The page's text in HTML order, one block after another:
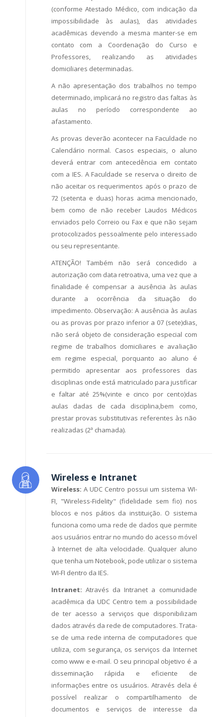
(conforme Atestado Médico, com indicação da
impossibilidade às aulas), das atividades
acadêmicas devendo a mesma manter-se em
contato com a Coordenação do Curso e
Professores, realizando as atividades
domiciliares determinadas.
A não apresentação dos trabalhos no tempo
determinado, implicará no registro das faltas às
aulas no período correspondente ao
afastamento.
As provas deverão acontecer na Faculdade no
Calendário normal. Casos especiais, o aluno
deverá entrar com antecedência em contato
com a IES. A Faculdade se reserva o direito de
não aceitar os requerimentos após o prazo de
72 (setenta e duas) horas acima mencionado,
bem como de não receber Laudos Médicos
enviados pelo Correio ou Fax e que não sejam
protocolizados pessoalmente pelo interessado
ou seu representante.
ATENÇÃO! Também não será concedido a
autorização com data retroativa, uma vez que a
finalidade é compensar a ausência às aulas
durante a ocorrência da situação do
impedimento. Observação: A ausência às aulas
ou as provas por prazo inferior a 07 (sete)dias,
não será objeto de consideração especial com
regime de trabalhos domiciliares e avaliação
em regime especial, porquanto ao aluno é
permitido apresentar aos professores das
disciplinas onde está matriculado para justificar
e faltar até 25%(vinte e cinco por cento)das
aulas dadas de cada disciplina,bem como,
prestar provas substitutivas referentes às não
realizadas (2ª chamada).
Wireless e Intranet
Wireless: A UDC Centro possui um sistema WI-
FI, "Wireless-Fidelity" (fidelidade sem fio) nos
blocos e nos pátios da instituição. O sistema
funciona como uma rede de dados que permite
aos usuários entrar no mundo do acesso móvel
à Internet de alta velocidade. Qualquer aluno
que tenha um Notebook, pode utilizar o sistema
WI-FI dentro da IES.
Intranet: Através da Intranet a comunidade
acadêmica da UDC Centro tem a possibilidade
de ter acesso a serviços que disponibilizam
dados através da rede de computadores. Trata-
se de uma rede interna de computadores que
utiliza, com segurança, os serviços da Internet
como www e e-mail. O seu principal objetivo é a
disseminação rápida e eficiente de
informações entre os usuários. Através dela é
possível realizar o compartilhamento de
documentos e serviços de interesse da